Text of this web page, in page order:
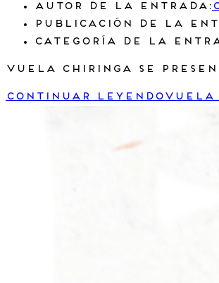
Autor de la entrada:
Publicación de la
Categoría de la
Vuela Chiringa se
Continuar leyendo Vuela